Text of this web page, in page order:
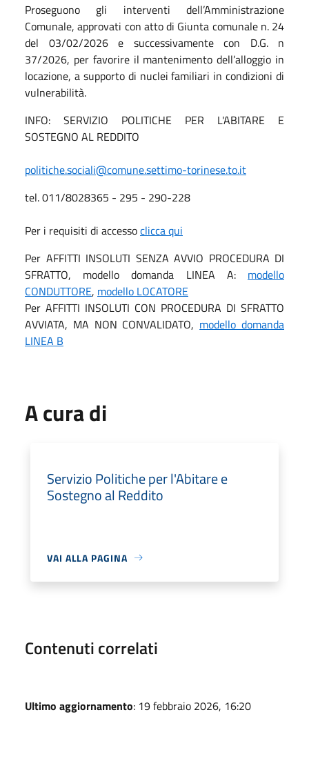
Proseguono gli interventi dell’Amministrazione
Comunale, approvati con atto di Giunta comunale n. 24
del 03/02/2026 e successivamente con D.G. n
37/2026, per favorire il mantenimento dell’alloggio in
locazione, a supporto di nuclei familiari in condizioni di
vulnerabilità.
INFO: SERVIZIO POLITICHE PER L'ABITARE E
SOSTEGNO AL REDDITO
politiche.sociali@comune.settimo-torinese.to.it
tel. 011/8028365 - 295 - 290-228
Per i requisiti di accessoclicca qui
Per AFFITTI INSOLUTI SENZA AVVIO PROCEDURA DI
SFRATTO, modello domanda LINEA A: modello
CONDUTTORE, modello LOCATORE
Per AFFITTI INSOLUTI CON PROCEDURA DI SFRATTO
AVVIATA, MA NON CONVALIDATO, modello domanda
LINEA B
A cura di
Servizio Politiche per l'Abitare e
Sostegno al Reddito
VAI ALLA PAGINA
Contenuti correlati
Ultimo aggiornamento: 19 febbraio 2026, 16:20